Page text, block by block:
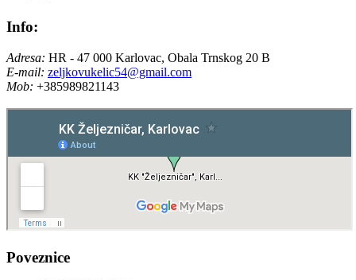
Info:
Adresa: HR - 47 000 Karlovac, Obala Trnskog 20 B
E-mail: zeljkovukelic54@gmail.com
Mob: +385989821143
Poveznice